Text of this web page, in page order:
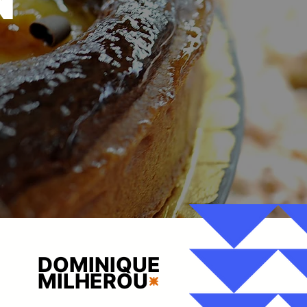
DOMINIQUE
MILHEROU